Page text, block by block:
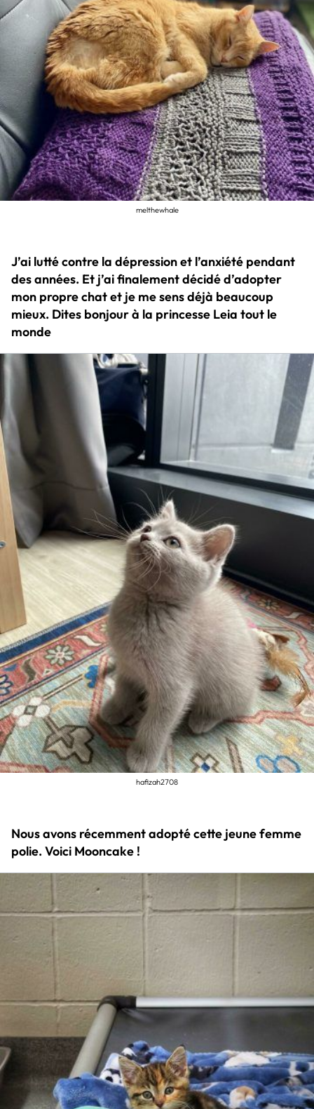
melthewhale
J’ai lutté contre la dépression et l’anxiété pendant
des années. Et j’ai finalement décidé d’adopter
mon propre chat et je me sens déjà beaucoup
mieux. Dites bonjour à la princesse Leia tout le
monde
hafizah2708
Nous avons récemment adopté cette jeune femme
polie. Voici Mooncake !